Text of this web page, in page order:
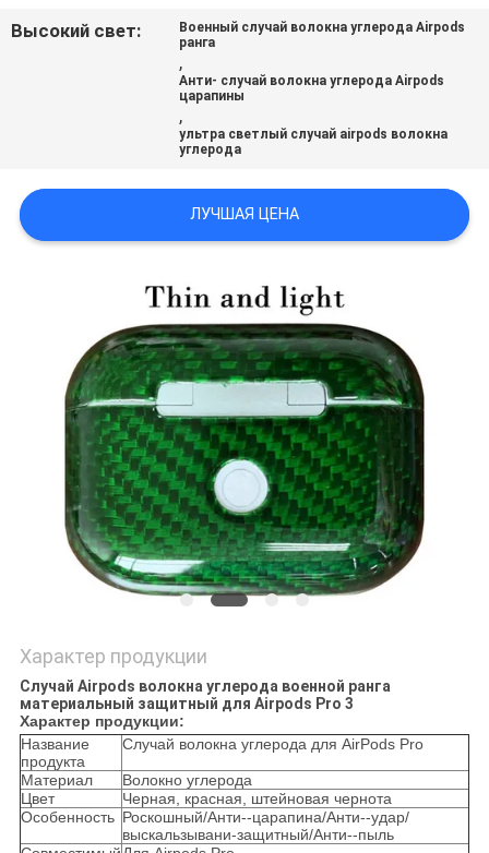
СЛУЧАИ
КАРТА
САЙТА
POLICY
Высокий свет:
Военный случай волокна углерода Airpods
ранга
,
Анти- случай волокна углерода Airpods
царапины
,
ультра светлый случай airpods волокна
углерода
ЛУЧШАЯ ЦЕНА
Характер продукции
Случай Airpods волокна углерода военной ранга
материальный защитный для Airpods Pro 3
Характер продукции:
Название
продукта
Случай волокна углерода для AirPods Pro
Материал
Волокно углерода
Цвет
Черная, красная, штейновая чернота
Особенность Роскошный/Анти--царапина/Анти--удар/
выскальзывани-защитный/Анти--пыль